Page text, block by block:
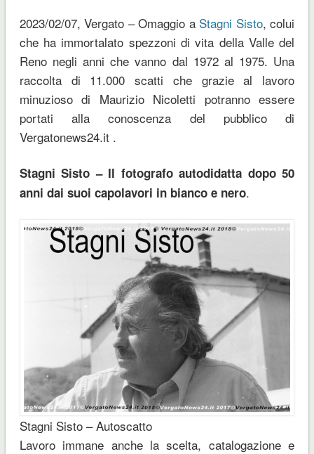
2023/02/07, Vergato – Omaggio a Stagni Sisto, colui
che ha immortalato spezzoni di vita della Valle del
Reno negli anni che vanno dal 1972 al 1975. Una
raccolta di 11.000 scatti che grazie al lavoro
minuzioso di Maurizio Nicoletti potranno essere
portati alla conoscenza del pubblico di
Vergatonews24.it .
Stagni Sisto – Il fotografo autodidatta dopo 50
anni dai suoi capolavori in bianco e nero.
Stagni Sisto – Autoscatto
Lavoro immane anche la scelta, catalogazione e